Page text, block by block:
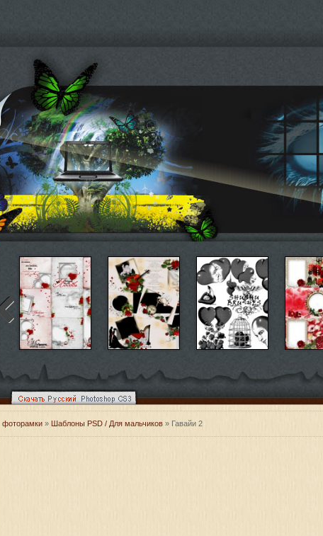
фоторамки» Шаблоны PSD / Для мальчиков» Гавайи 2